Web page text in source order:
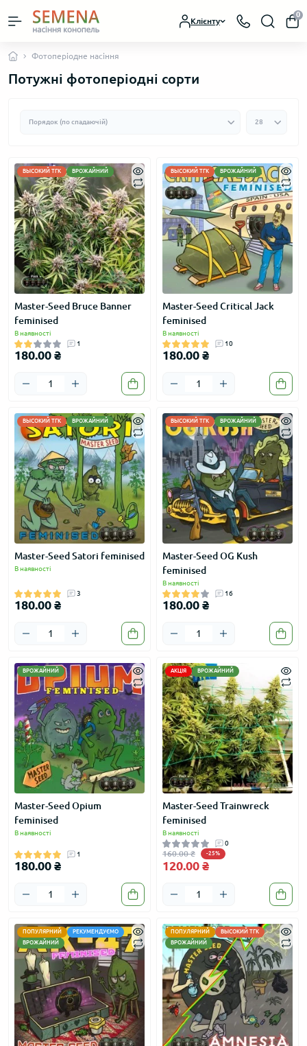
Клієнту
0
Фотоперіодне насіння
Потужні фотоперіодні сорти
ВЫСОКИЙ ТГК ВРОЖАЙНИЙ
Master-Seed Bruce Banner
feminised
В наявності
1
180.00 ₴
ВЫСОКИЙ ТГК ВРОЖАЙНИЙ
Master-Seed Critical Jack
feminised
В наявності
10
180.00 ₴
ВЫСОКИЙ ТГК ВРОЖАЙНИЙ
Master-Seed Satori feminised
В наявності
3
180.00 ₴
ВЫСОКИЙ ТГК ВРОЖАЙНИЙ
Master-Seed OG Kush
feminised
В наявності
16
180.00 ₴
ВРОЖАЙНИЙ
Master-Seed Opium
feminised
В наявності
1
180.00 ₴
АКЦІЯ ВРОЖАЙНИЙ
Master-Seed Trainwreck
feminised
В наявності
0
160.00 ₴ -25%
120.00 ₴
ПОПУЛЯРНИЙ
РЕКУМЕНДУЄМО
ВРОЖАЙНИЙ
ПОПУЛЯРНИЙ
ВЫСОКИЙ ТГК
ВРОЖАЙНИЙ